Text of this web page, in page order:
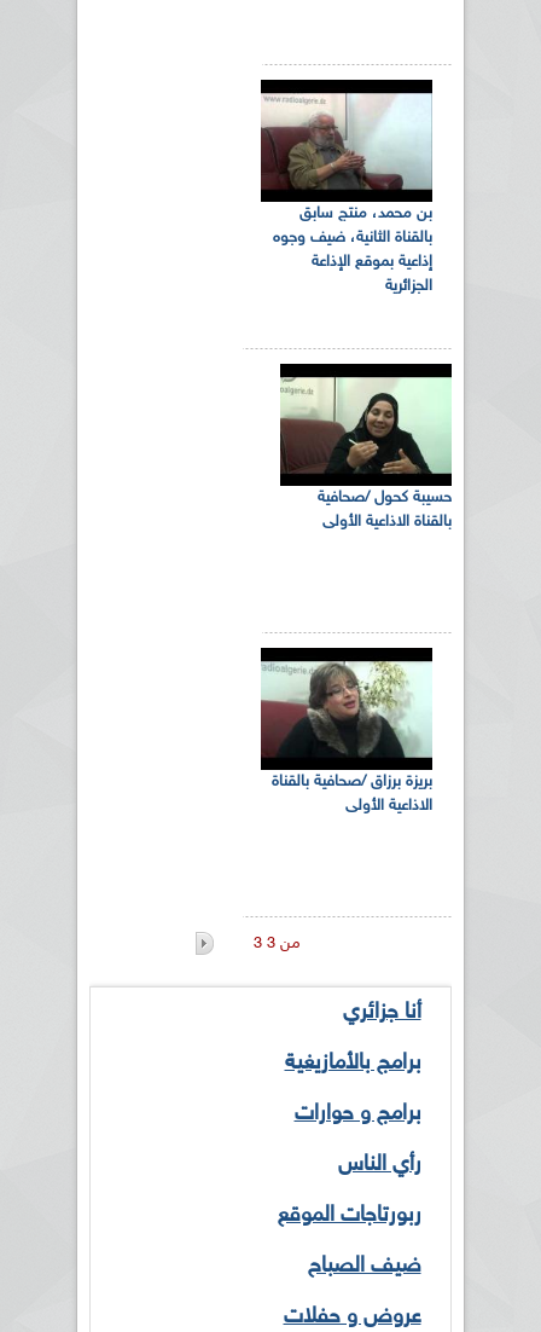
بن محمد، منتج سابق
بالقناة الثانية، ضيف وجوه
إذاعية بموقع الإذاعة
الجزائرية
حسيبة كحول /صحافية
بالقناة الاذاعية الأولى
بريزة برزاق /صحافية بالقناة
الاذاعية الأولى
3 من 3
أنا جزائري
برامج بالأمازيغية
برامج و حوارات
رأي الناس
ربورتاجات الموقع
ضيف الصباح
عروض و حفلات